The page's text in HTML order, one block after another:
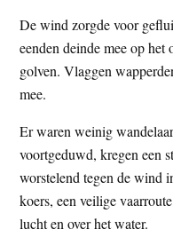
i
t
e
De wind zorgde voor
eenden deinde mee op
golven. Vlaggen
mee.
Er waren weinig
voortgeduwd, kregen een
worstelend tegen de wind
koers, een veilige
lucht en over het water.